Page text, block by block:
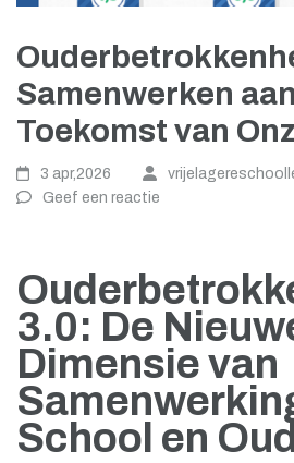
Samenwerken
Toekomst van
3 apr,2026
Geef een reactie
3.0: De
Dimensie van
School en